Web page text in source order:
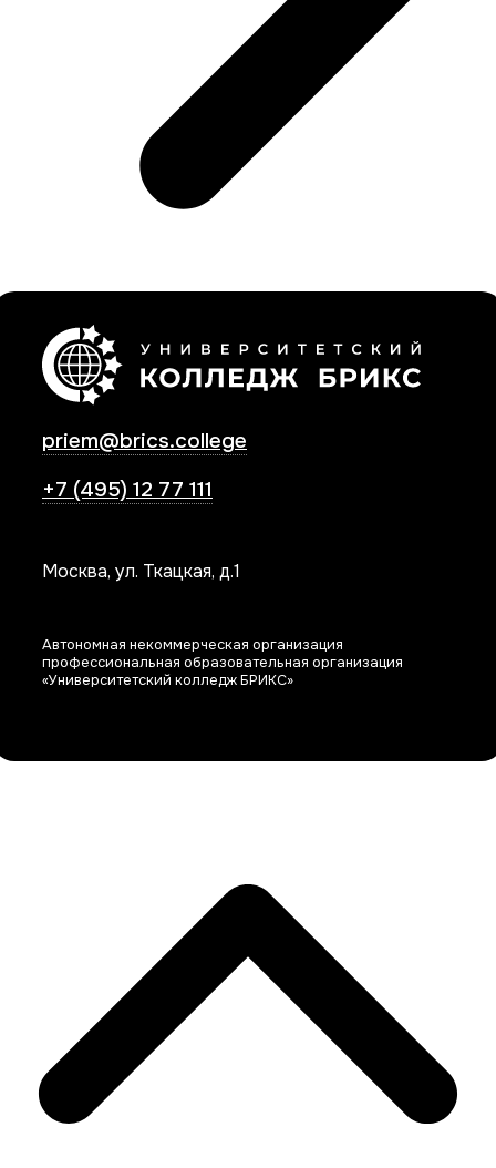
priem@brics.college
+7 (495) 12 77 111
Москва, ул. Ткацкая, д.1
Автономная некоммерческая организация
профессиональная образовательная организация
«Университетский колледж БРИКС»